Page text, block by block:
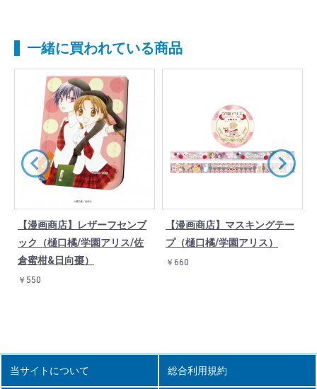
一緒に買われている商品
【漫画商店】レザーフセンブ
ック（樋口橘/学園アリス/佐
倉蜜柑&日向棗）
￥550
【漫画商店】マスキングテー
プ（樋口橘/学園アリス）
￥660
当サイトについて 総合利用規約